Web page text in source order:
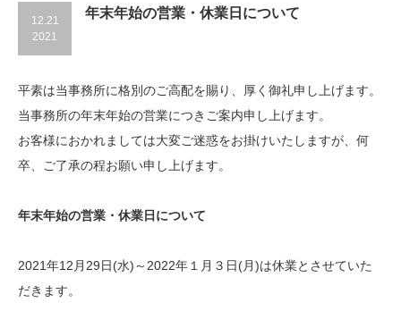
12.21
2021
年末年始の営業・休業日について
平素は当事務所に格別のご高配を賜り、厚く御礼申し上げます。
当事務所の年末年始の営業につきご案内申し上げます。
お客様におかれましては大変ご迷惑をお掛けいたしますが、何
卒、ご了承の程お願い申し上げます。
年末年始の営業・休業日について
2021年12月29日(水)～2022年１月３日(月)は休業とさせていた
だきます。